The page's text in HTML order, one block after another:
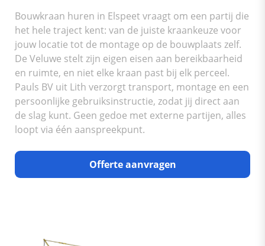
Bouwkraan huren in Elspeet vraagt om een partij die
het hele traject kent: van de juiste kraankeuze voor
jouw locatie tot de montage op de bouwplaats zelf.
De Veluwe stelt zijn eigen eisen aan bereikbaarheid
en ruimte, en niet elke kraan past bij elk perceel.
Pauls BV uit Lith verzorgt transport, montage en een
persoonlijke gebruiksinstructie, zodat jij direct aan
de slag kunt. Geen gedoe met externe partijen, alles
loopt via één aanspreekpunt.
Offerte aanvragen